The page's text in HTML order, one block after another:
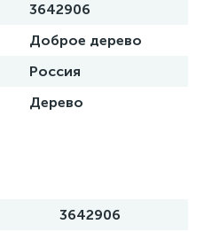
3642906
Доброе дерево
Россия
Дерево
3642906